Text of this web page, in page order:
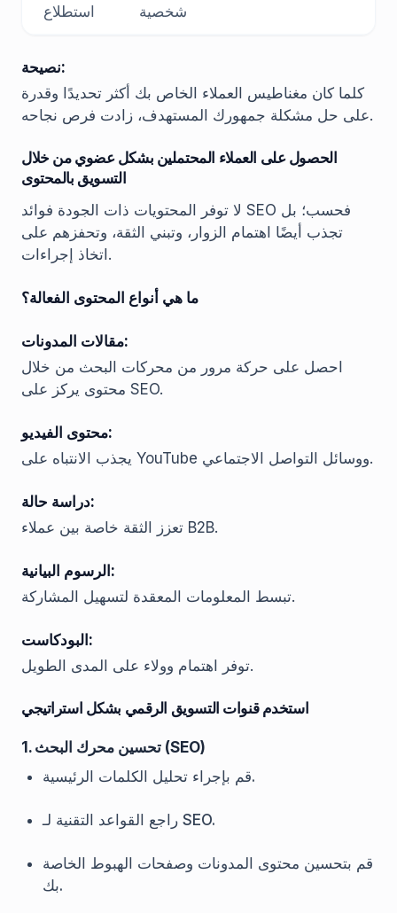
استطلاع
شخصية
نصيحة:
كلما كان مغناطيس العملاء الخاص بك أكثر تحديدًا وقدرة
على حل مشكلة جمهورك المستهدف، زادت فرص نجاحه.
الحصول على العملاء المحتملين بشكل عضوي من خلال
التسويق بالمحتوى
لا توفر المحتويات ذات الجودة فوائد SEO فحسب؛ بل
تجذب أيضًا اهتمام الزوار، وتبني الثقة، وتحفزهم على
اتخاذ إجراءات.
ما هي أنواع المحتوى الفعالة؟
مقالات المدونات:
احصل على حركة مرور من محركات البحث من خلال
محتوى يركز على SEO.
محتوى الفيديو:
يجذب الانتباه على YouTube ووسائل التواصل الاجتماعي.
دراسة حالة:
تعزز الثقة خاصة بين عملاء B2B.
الرسوم البيانية:
تبسط المعلومات المعقدة لتسهيل المشاركة.
البودكاست:
توفر اهتمام وولاء على المدى الطويل.
استخدم قنوات التسويق الرقمي بشكل استراتيجي
1. تحسين محرك البحث (SEO)
قم بإجراء تحليل الكلمات الرئيسية.
راجع القواعد التقنية لـ SEO.
قم بتحسين محتوى المدونات وصفحات الهبوط الخاصة
بك.